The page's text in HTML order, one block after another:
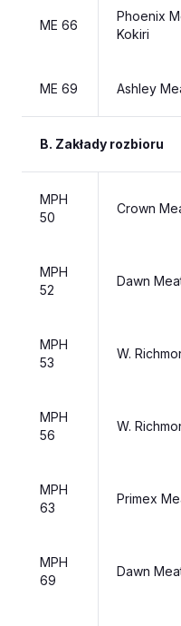
ME 66
Phoenix
Kokiri
ME 69 Ashley
B. Zakłady rozbioru
MPH
50
Crown
MPH
52
Dawn
MPH
53
W.
MPH
56
W.
MPH
63
Primex
MPH
69
Dawn